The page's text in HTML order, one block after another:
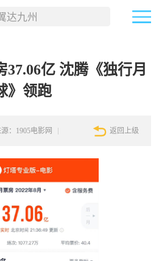
37.06亿 沈腾《独行月
》领跑
：1905电影网 返回上级